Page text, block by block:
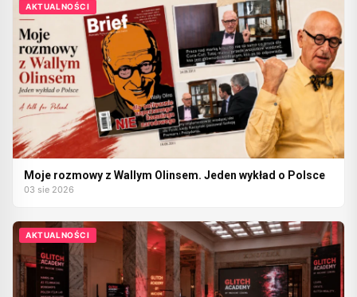
AKTUALNOŚCI
Moje rozmowy z Wallym Olinsem. Jeden wykład o Polsce
03 sie 2026
AKTUALNOŚCI